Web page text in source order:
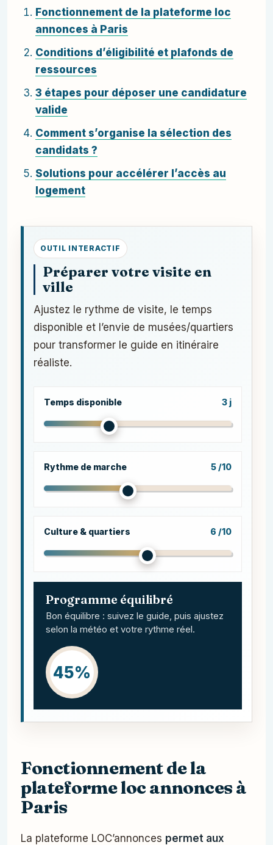
Fonctionnement de la plateforme loc
annonces à Paris
Conditions d’éligibilité et plafonds de
ressources
3 étapes pour déposer une candidature
valide
Comment s’organise la sélection des
candidats ?
Solutions pour accélérer l’accès au
logement
OUTIL INTERACTIF
Préparer votre visite en
ville
Ajustez le rythme de visite, le temps
disponible et l’envie de musées/quartiers
pour transformer le guide en itinéraire
réaliste.
Temps disponible 3 j
Rythme de marche 5 /10
Culture & quartiers 6 /10
Programme équilibré
Bon équilibre : suivez le guide, puis ajustez
selon la météo et votre rythme réel.
45%
Fonctionnement de la
plateforme loc annonces à
Paris
La plateforme LOC’annonces permet aux